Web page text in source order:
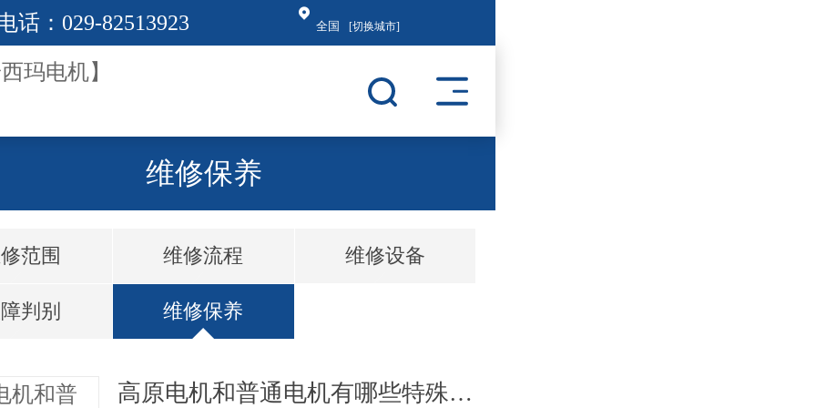
话： 029-82513923 全国 [切换城市]
维修保养
范围 维修流程 维修设备
判别 维修保养
高原电机和普通电机有哪些特殊区别